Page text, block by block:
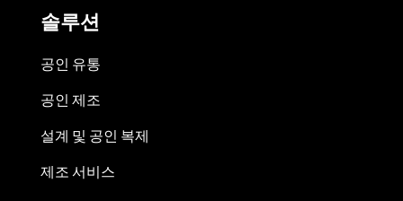
솔루션
공인 유통
공인 제조
설계 및 공인 복제
제조 서비스